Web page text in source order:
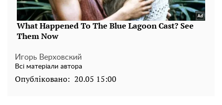
Игорь Верховский
Всі матеріали автора
Опубліковано: 20.05 15:00